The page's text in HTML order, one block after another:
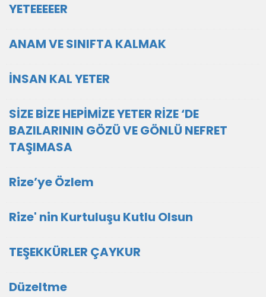
YETEEEEER
ANAM VE SINIFTA KALMAK
İNSAN KAL YETER
SİZE BİZE HEPİMİZE YETER RİZE ‘DE
BAZILARININ GÖZÜ VE GÖNLÜ NEFRET
TAŞIMASA
Rize’ye Özlem
Rize' nin Kurtuluşu Kutlu Olsun
TEŞEKKÜRLER ÇAYKUR
Düzeltme